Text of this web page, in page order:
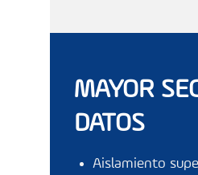
MAYOR
DATOS
Aislamiento